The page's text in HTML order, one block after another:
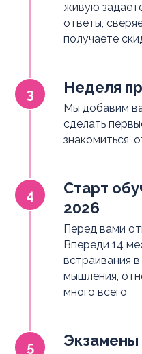
живую
ответы,
получаете
Неделя
Мы добавим
сделать
знакомиться,
Старт
2026
Перед вами
Впереди 14
встраивания
мышления,
много всего